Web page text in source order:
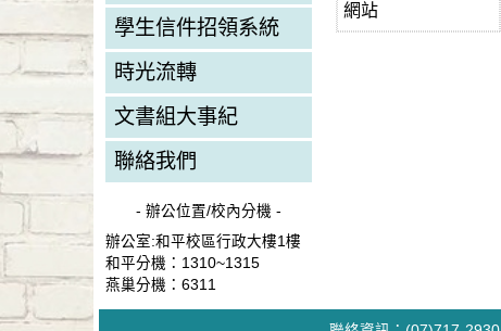
學生信件招領系統
時光流轉
文書組大事紀
聯絡我們
- 辦公位置/校內分機 -
辦公室:和平校區行政大樓1樓
和平分機：1310~1315
燕巢分機：6311
網站